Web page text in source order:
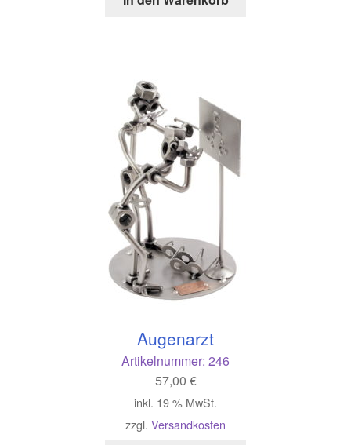
Augenarzt
Artikelnummer: 246
57,00 €
inkl. 19 % MwSt.
zzgl. Versandkosten